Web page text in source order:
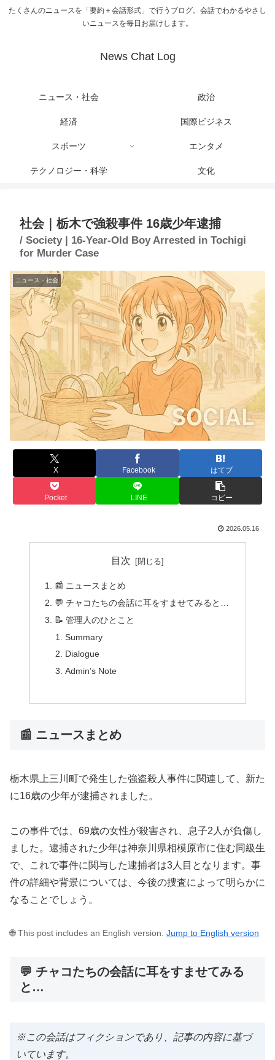
たくさんのニュースを「要約＋会話形式」で行うブログ。会話でわかるやさし
いニュースを毎日お届けします。
News Chat Log
ニュース・社会 政治
経済 国際ビジネス
スポーツ エンタメ
テクノロジー・科学 文化
社会｜栃木で強殺事件 16歳少年逮捕
/ Society | 16-Year-Old Boy Arrested in Tochigi
for Murder Case
ニュース・社会
X Facebook はてブ
Pocket LINE コピー
2026.05.16
目次
📰 ニュースまとめ
💬 チャコたちの会話に耳をすませてみると…
📝 管理人のひとこと
Summary
Dialogue
Admin’s Note
📰 ニュースまとめ
栃木県上三川町で発生した強盗殺人事件に関連して、新た
に16歳の少年が逮捕されました。
この事件では、69歳の女性が殺害され、息子2人が負傷し
ました。逮捕された少年は神奈川県相模原市に住む同級生
で、これで事件に関与した逮捕者は3人目となります。事
件の詳細や背景については、今後の捜査によって明らかに
なることでしょう。
🌐 This post includes an English version. Jump to English version
💬 チャコたちの会話に耳をすませてみる
と…
※この会話はフィクションであり、記事の内容に基づ
いています。